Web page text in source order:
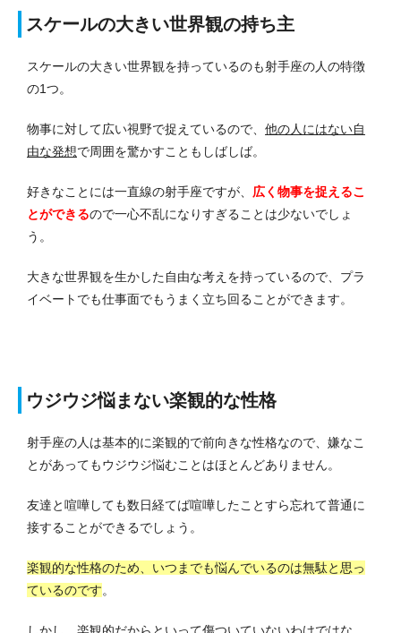
スケールの大きい世界観の持ち主
スケールの大きい世界観を持っているのも射手座の人の特徴
の1つ。
物事に対して広い視野で捉えているので、 他の人にはない自
由な発想で周囲を驚かすこともしばしば。
好きなことには一直線の射手座ですが、 広く物事を捉えるこ
とができるので一心不乱になりすぎることは少ないでしょ
う。
大きな世界観を生かした自由な考えを持っているので、プラ
イベートでも仕事面でもうまく立ち回ることができます。
ウジウジ悩まない楽観的な性格
射手座の人は基本的に楽観的で前向きな性格なので、嫌なこ
とがあってもウジウジ悩むことはほとんどありません。
友達と喧嘩しても数日経てば喧嘩したことすら忘れて普通に
接することができるでしょう。
楽観的な性格のため、いつまでも悩んでいるのは無駄と思っ
ているのです。